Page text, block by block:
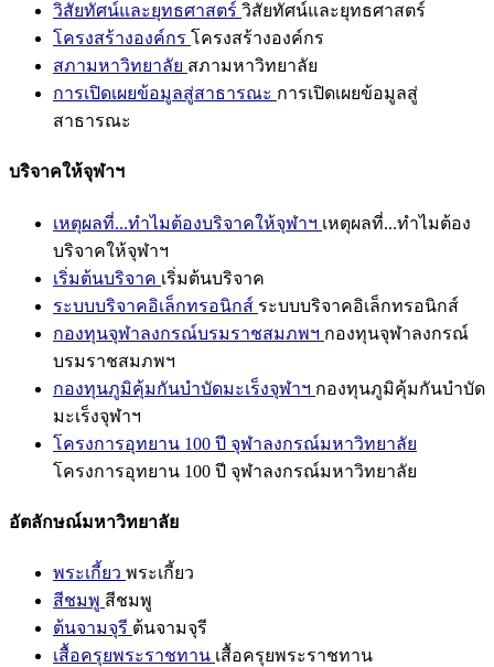
วิสัยทัศน์และยุทธศาสตร์ วิสัยทัศน์และยุทธศาสตร์
โครงสร้างองค์กร โครงสร้างองค์กร
สภามหาวิทยาลัย สภามหาวิทยาลัย
การเปิดเผยข้อมูลสู่สาธารณะ การเปิดเผยข้อมูลสู่
สาธารณะ
บริจาคให้จุฬาฯ
เหตุผลที่...ทำไมต้องบริจาคให้จุฬาฯ เหตุผลที่...ทำไมต้อง
บริจาคให้จุฬาฯ
เริ่มต้นบริจาค เริ่มต้นบริจาค
ระบบบริจาคอิเล็กทรอนิกส์ ระบบบริจาคอิเล็กทรอนิกส์
กองทุนจุฬาลงกรณ์บรมราชสมภพฯ กองทุนจุฬาลงกรณ์
บรมราชสมภพฯ
กองทุนภูมิคุ้มกันบำบัดมะเร็งจุฬาฯ กองทุนภูมิคุ้มกันบำบัด
มะเร็งจุฬาฯ
โครงการอุทยาน 100 ปี จุฬาลงกรณ์มหาวิทยาลัย
โครงการอุทยาน 100 ปี จุฬาลงกรณ์มหาวิทยาลัย
อัตลักษณ์มหาวิทยาลัย
พระเกี้ยว พระเกี้ยว
สีชมพู สีชมพู
ต้นจามจุรี ต้นจามจุรี
เสื้อครุยพระราชทาน เสื้อครุยพระราชทาน